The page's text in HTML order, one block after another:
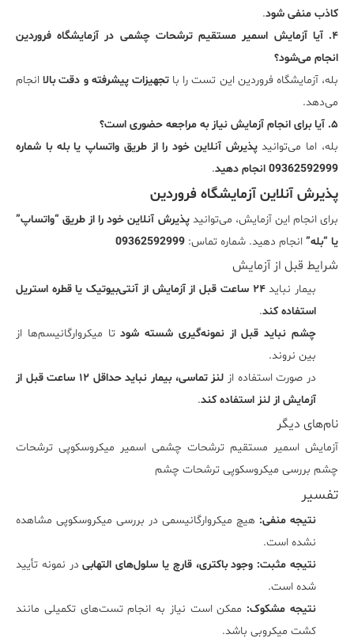
کاذب منفی شود.
۴. آیا آزمایش اسمیر مستقیم ترشحات چشمی در آزمایشگاه فروردین
انجام می‌شود؟
بله، آزمایشگاه فروردین این تست را باتجهیزات پیشرفته و دقت بالاانجام
می‌دهد.
۵. آیا برای انجام آزمایش نیاز به مراجعه حضوری است؟
بله، اما می‌توانیدپذیرش آنلاین خود را از طریق واتساپ یا بله با شماره
09362592999 انجام دهید
.
پذیرش آنلاین آزمایشگاه فروردین
برای انجام این آزمایش، می‌توانیدپذیرش آنلاین خود را از طریق “واتساپ”
یا “بله” انجام دهید. شماره تماس: 09362592999
شرایط قبل از آزمایش
بیمار نباید
۲۴ ساعت قبل از آزمایش از آنتی‌بیوتیک یا قطره استریل
استفاده کند.
چشم نباید قبل از نمونه‌گیری شسته شودتا میکروارگانیسم‌ها از
بین نروند.
در صورت استفاده از
لنز تماسی، بیمار نباید حداقل ۱۲ ساعت قبل از
آزمایش از لنز استفاده کند.
نام‌های دیگر
آزمایش اسمیر مستقیم ترشحات چشمی اسمیر میکروسکوپی ترشحات
چشم بررسی میکروسکوپی ترشحات چشم
تفسیر
نتیجه منفی: هیچ میکروارگانیسمی در بررسی میکروسکوپی مشاهده
نشده است.
نتیجه مثبت: وجود باکتری، قارچ یا سلول‌های التهابیدر نمونه تأیید
شده است.
نتیجه مشکوک: ممکن است نیاز به انجام تست‌های تکمیلی مانند
کشت میکروبی باشد.